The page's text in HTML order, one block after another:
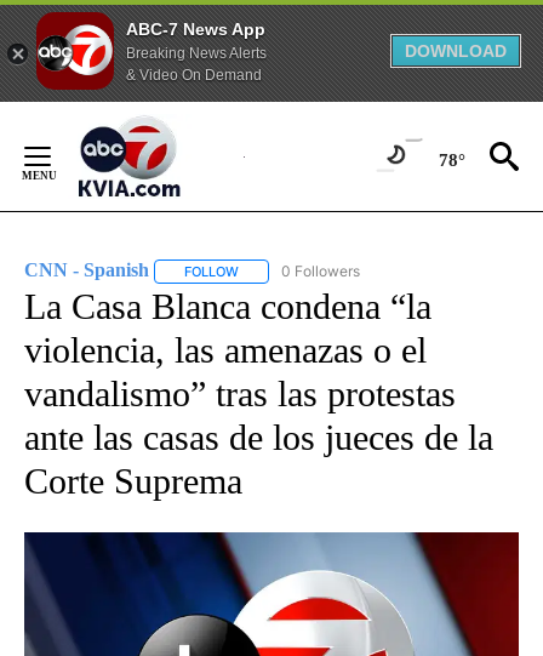
ABC-7 News App
Breaking News Alerts
& Video On Demand
DOWNLOAD
Content
78°
CNN - Spanish FOLLOW FOLLOW "CNN - SPANISH" TO RECEIVE
0 Followers
La Casa Blanca condena “la
violencia, las amenazas o el
vandalismo” tras las protestas
ante las casas de los jueces de la
Corte Suprema